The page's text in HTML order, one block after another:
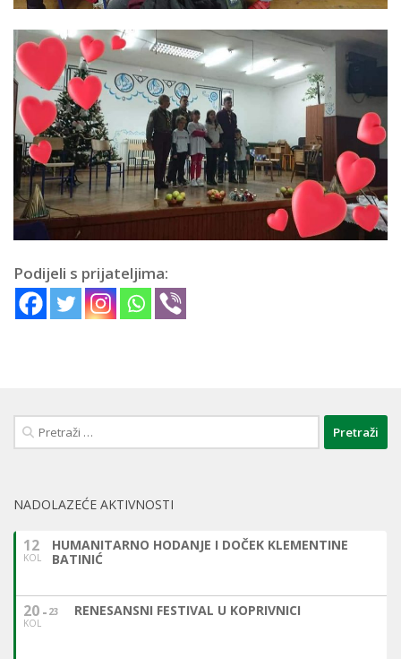
Podijeli s prijateljima:
Pretraži:
NADOLAZEĆE AKTIVNOSTI
12
KOL
HUMANITARNO HODANJE I DOČEK KLEMENTINE
BATINIĆ
20
KOL
23 RENESANSNI FESTIVAL U KOPRIVNICI